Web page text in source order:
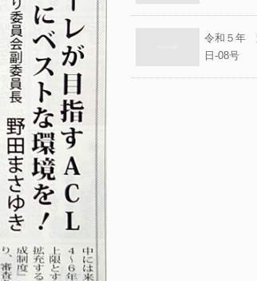
令和５年
日-08号